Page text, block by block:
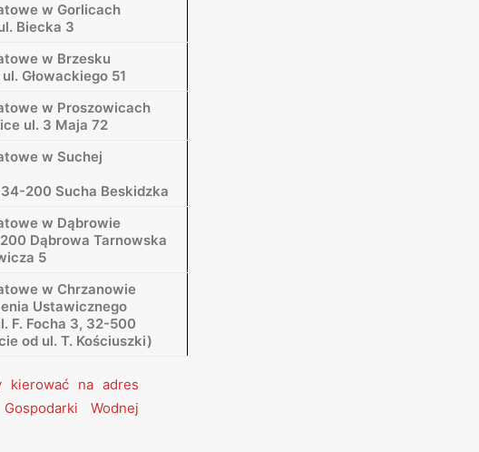
w Gorlicach
Biecka 3
w Brzesku
Głowackiego 51
w Proszowicach
ul. 3 Maja 72
w Suchej
200 Sucha Beskidzka
w Dąbrowie
Dąbrowa Tarnowska
5
w Chrzanowie
Ustawicznego
F. Focha 3, 32-500
od ul. T. Kościuszki)
kierować na adres
Wodnej